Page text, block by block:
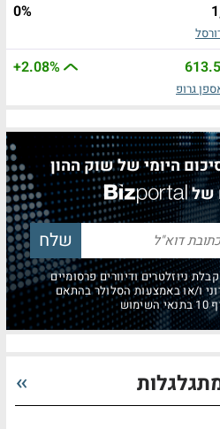
0%
613.5
+2.08%
גרופ
היומי של שוק ההון
של
ניוזלטרים ודיוורים פרסומיים
ו/או באמצעות הסלולר בהתאם